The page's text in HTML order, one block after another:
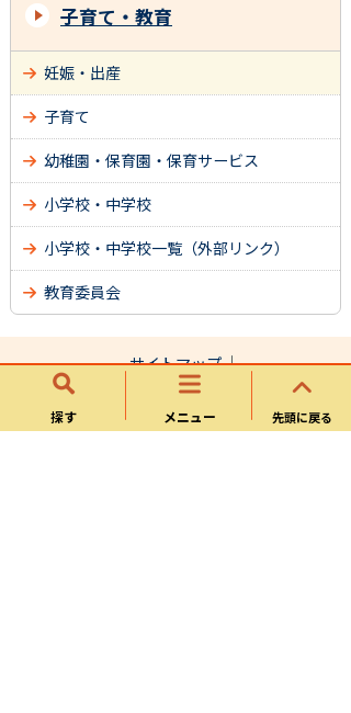
探す メニュー 先頭に戻る
子育て・教育
妊娠・出産
子育て
幼稚園・保育園・保育サービス
小学校・中学校
小学校・中学校一覧（外部リンク）
教育委員会
サイトマップ
可児市ホームページについて
ウェブアクセシビリティ方針